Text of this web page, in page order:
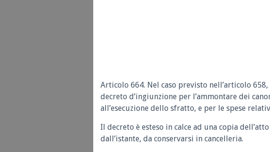
Articolo 664. Nel caso previsto nell’articolo
decreto d’ingiunzione per l’ammontare dei
all’esecuzione dello sfratto, e per le spese
Il decreto è esteso in calce ad una copia
dall’istante, da conservarsi in cancelleria.